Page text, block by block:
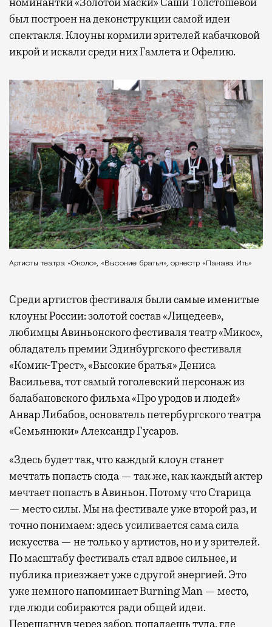
был построен на деконструкции самой идеи
спектакля. Клоуны кормили зрителей кабачковой
икрой и искали среди них Гамлета и Офелию.
Артисты театра «Около», «Высокие братья», оркестр «Пакава Ить»
Среди артистов фестиваля были самые именитые
клоуны России: золотой состав «Лицедеев»,
любимцы Авиньонского фестиваля театр «Микос»,
обладатель премии Эдинбургского фестиваля
«Комик-Трест», «Высокие братья» Дениса
Васильева, тот самый гоголевский персонаж из
балабановского фильма «Про уродов и людей»
Анвар Либабов, основатель петербургского театра
«Семьянюки» Александр Гусаров.
«Здесь будет так, что каждый клоун станет
мечтать попасть сюда — так же, как каждый актер
мечтает попасть в Авиньон. Потому что Старица
— место силы. Мы на фестивале уже второй раз, и
точно понимаем: здесь усиливается сама сила
искусства — не только у артистов, но и у зрителей.
По масштабу фестиваль стал вдвое сильнее, и
публика приезжает уже с другой энергией. Это
уже немного напоминает Burning Man — место,
где люди собираются ради общей идеи.
Перешагнув через забор, попадаешь туда, где